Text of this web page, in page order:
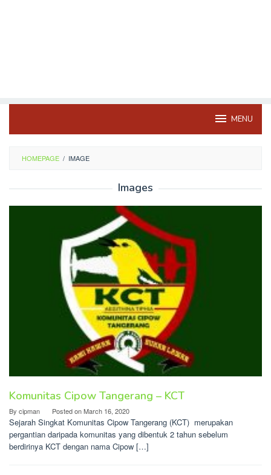
MENU
HOMEPAGE / IMAGE
Images
Komunitas Cipow Tangerang – KCT
By cipman Posted onMarch 16, 2020
Sejarah Singkat Komunitas Cipow Tangerang (KCT) merupakan
pergantian daripada komunitas yang dibentuk 2 tahun sebelum
berdirinya KCT dengan nama Cipow […]